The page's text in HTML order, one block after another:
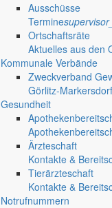
Ausschüsse
Termine
Ortschaftsräte
Aktuelles aus den
Kommunale Verbände
Zweckverband
Görlitz-
Gesundheit
Ärzteschaft
Kontakte &
Tierärzteschaft
Kontakte &
Notrufnummern